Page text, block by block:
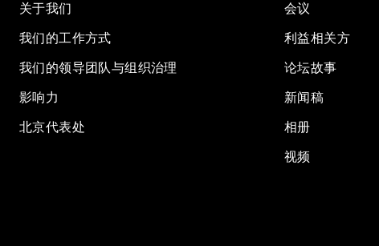
关于我们
我们的工作方式
我们的领导团队与组织治理
影响力
北京代表处
会议
利益相关方
论坛故事
新闻稿
相册
视频